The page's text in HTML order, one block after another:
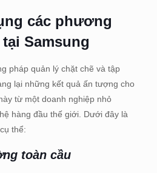
các phương
Samsung
pháp quản lý chặt chẽ và tập
lại những kết quả ấn tượng cho
từ một doanh nghiệp nhỏ
hàng đầu thế giới. Dưới đây là
thể:
toàn cầu